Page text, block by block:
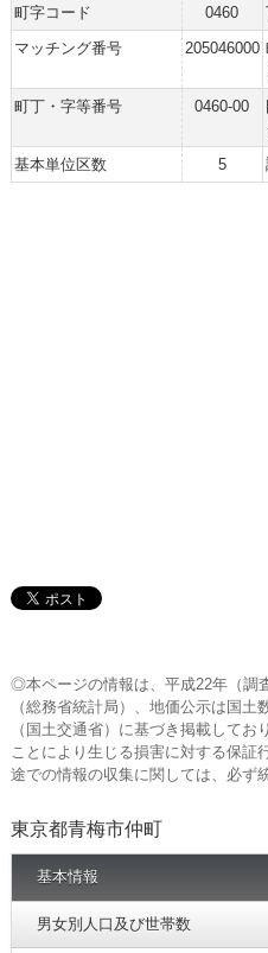
町字コード 0460
マッチング番号
205046000
町丁・字等番号 0460-00
基本単位区数 5
◎本ページの情報は、平成22年（調
（総務省統計局）、地価公示は国
（国土交通省）に基づき掲載して
ことにより生じる損害に対する保証
途での情報の収集に関しては、必ず
東京都青梅市仲町
基本情報
男女別人口及び世帯数